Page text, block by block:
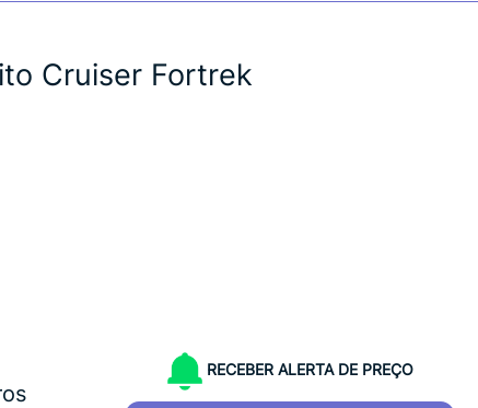
Cruiser Fortrek
RECEBER ALERTA DE PREÇO